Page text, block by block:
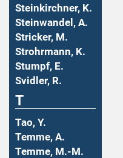
Steinkirchner, K.
Steinwandel, A.
Stricker, M.
Strohrmann, K.
Stumpf, E.
Svidler, R.
T
Tao, Y.
Temme, A.
Temme, M.-M.